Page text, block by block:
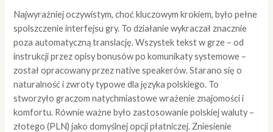
Najwyraźniej oczywistym, choć kluczowym krokiem, było pełne
spolszczenie interfejsu gry. To działanie wykraczał znacznie
poza automatyczną translację. Wszystek tekst w grze – od
instrukcji przez opisy bonusów po komunikaty systemowe –
został opracowany przez native speakerów. Starano się o
naturalność i zwroty typowe dla języka polskiego. To
stworzyło graczom natychmiastowe wrażenie znajomości i
komfortu. Równie ważne było zastosowanie polskiej waluty –
złotego (PLN) jako domyślnej opcji płatniczej. Zniesienie